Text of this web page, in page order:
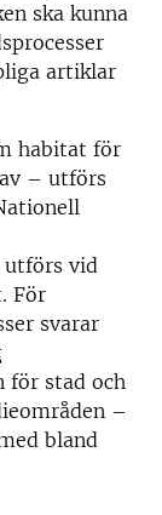
ska kunna
artiklar
habitat för
– utförs
utförs vid
För
svarar
för stad och
–
bland